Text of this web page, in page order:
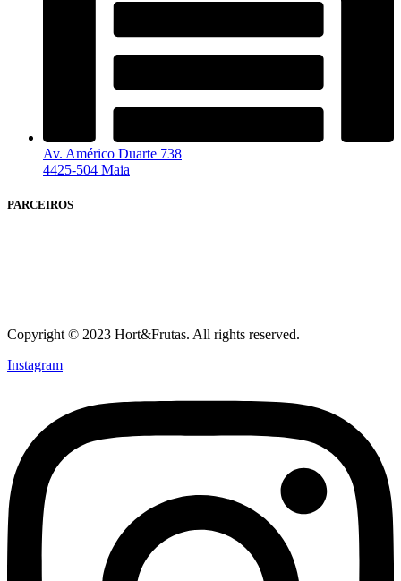
Av. Américo Duarte 738
4425-504 Maia
PARCEIROS
Copyright © 2023 Hort&Frutas. All rights reserved.
Instagram